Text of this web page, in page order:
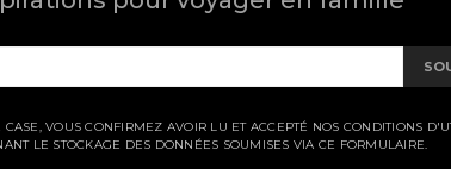
CASE, VOUS CONFIRMEZ AVOIR LU ET ACCEPTÉ NOS CONDITIONS
LE STOCKAGE DES DONNÉES SOUMISES VIA CE FORMULAIRE.